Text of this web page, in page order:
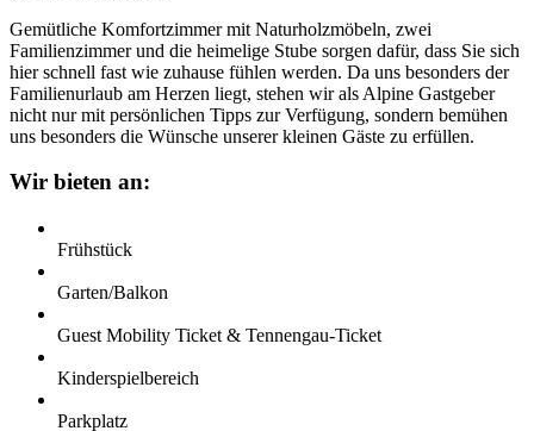
Gemütliche Komfortzimmer mit Naturholzmöbeln, zwei
Familienzimmer und die heimelige Stube sorgen dafür, dass Sie sich
hier schnell fast wie zuhause fühlen werden. Da uns besonders der
Familienurlaub am Herzen liegt, stehen wir als Alpine Gastgeber
nicht nur mit persönlichen Tipps zur Verfügung, sondern bemühen
uns besonders die Wünsche unserer kleinen Gäste zu erfüllen.
Wir bieten an:
Frühstück
Garten/Balkon
Guest Mobility Ticket & Tennengau-Ticket
Kinder­spiel­bereich
Parkplatz